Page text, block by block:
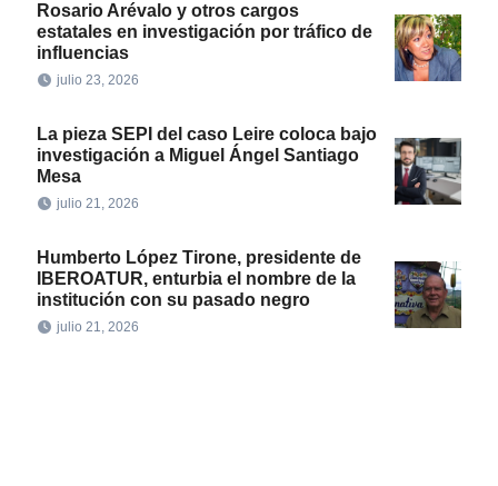
Rosario Arévalo y otros cargos
estatales en investigación por tráfico de
influencias
julio 23, 2026
La pieza SEPI del caso Leire coloca bajo
investigación a Miguel Ángel Santiago
Mesa
julio 21, 2026
Humberto López Tirone, presidente de
IBEROATUR, enturbia el nombre de la
institución con su pasado negro
julio 21, 2026